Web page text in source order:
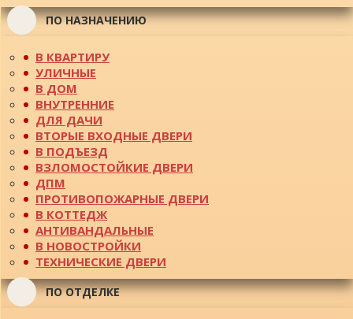
ПО НАЗНАЧЕНИЮ
В КВАРТИРУ
УЛИЧНЫЕ
В ДОМ
ВНУТРЕННИЕ
ДЛЯ ДАЧИ
ВТОРЫЕ ВХОДНЫЕ ДВЕРИ
В ПОДЪЕЗД
ВЗЛОМОСТОЙКИЕ ДВЕРИ
ДПМ
ПРОТИВОПОЖАРНЫЕ ДВЕРИ
В КОТТЕДЖ
АНТИВАНДАЛЬНЫЕ
В НОВОСТРОЙКИ
ТЕХНИЧЕСКИЕ ДВЕРИ
ПО ОТДЕЛКЕ